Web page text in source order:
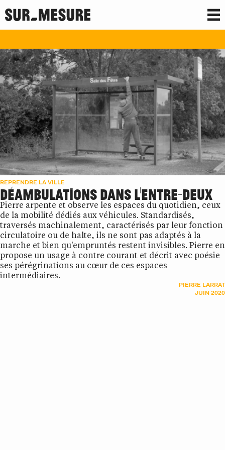
REPRENDRE LA VILLE
DÉAMBULATIONS DANS L'ENTRE-DEUX
Pierre arpente et observe les espaces du quotidien, ceux
de la mobilité dédiés aux véhicules. Standardisés,
traversés machinalement, caractérisés par leur fonction
circulatoire ou de halte, ils ne sont pas adaptés à la
marche et bien qu'empruntés restent invisibles. Pierre en
propose un usage à contre courant et décrit avec poésie
ses pérégrinations au cœur de ces espaces
intermédiaires.
PIERRE LARRAT
JUIN 2020